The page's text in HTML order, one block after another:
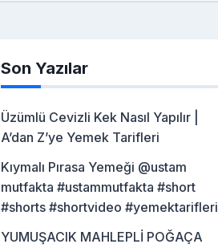
Son Yazılar
Üzümlü Cevizli Kek Nasıl Yapılır |
A’dan Z’ye Yemek Tarifleri
Kıymalı Pırasa Yemeği @ustam
mutfakta #ustammutfakta #short
#shorts #shortvideo #yemektarifleri
YUMUŞACIK MAHLEPLİ POĞAÇA